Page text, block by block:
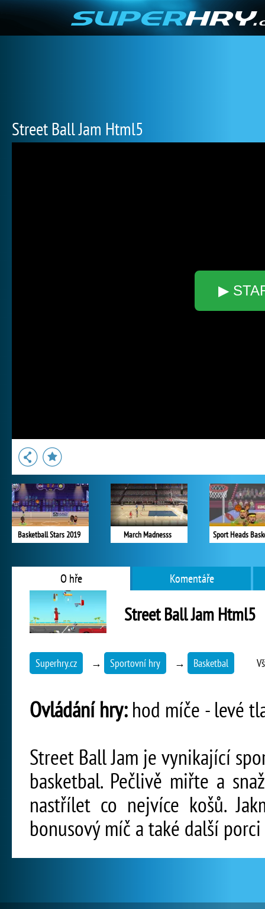
Street Ball Jam Html5
▶
Basketball Stars 2019 March Madnesss Sport Heads
O hře Komentáře
Street Ball Jam Html5
Superhry.cz → Sportovní hry → Basketbal
Ovládání hry:hod míče - levé
Street Ball Jam je vynikající
basketbal. Pečlivě miřte a
nastřílet co nejvíce košů.
bonusový míč a také další